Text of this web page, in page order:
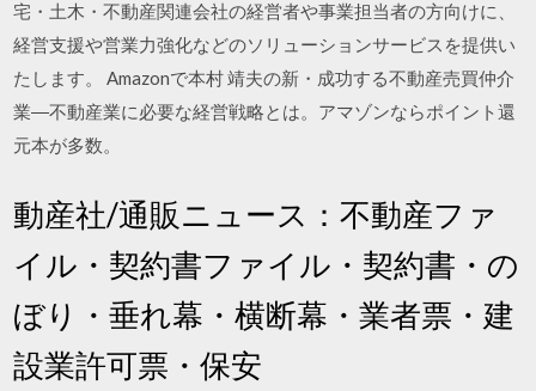
宅・土木・不動産関連会社の経営者や事業担当者の方向けに、
経営支援や営業力強化などのソリューションサービスを提供い
たします。 Amazonで本村 靖夫の新・成功する不動産売買仲介
業―不動産業に必要な経営戦略とは。アマゾンならポイント還
元本が多数。
動産社/通販ニュース：不動産ファ
イル・契約書ファイル・契約書・の
ぼり・垂れ幕・横断幕・業者票・建
設業許可票・保安